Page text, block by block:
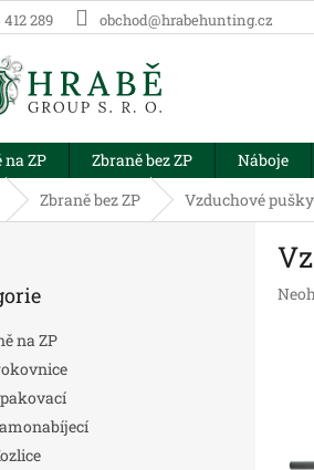
289 obchod@hrabehunting.cz
na ZP Zbraně bez ZP Náboje
Zbraně bez ZP Vzduchové pušky
na ZP